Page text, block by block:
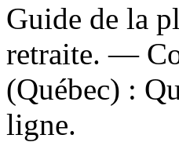
Guide de la
retraite. —
(Québec) :
ligne.